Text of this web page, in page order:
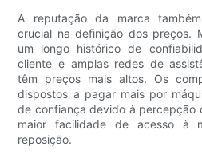
A reputação da marca
crucial na definição dos preços.
um longo histórico de
cliente e amplas redes de
têm preços mais altos. Os
dispostos a pagar mais por
de confiança devido à percepção
maior facilidade de acesso à
reposição.